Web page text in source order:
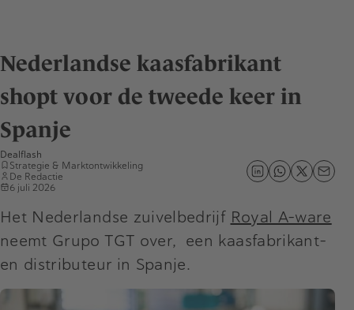
Nederlandse kaasfabrikant
shopt voor de tweede keer in
Spanje
Dealflash
Strategie & Marktontwikkeling
De Redactie
6 juli 2026
Het Nederlandse zuivelbedrijf Royal A-ware
neemt Grupo TGT over, een kaasfabrikant-
en distributeur in Spanje.